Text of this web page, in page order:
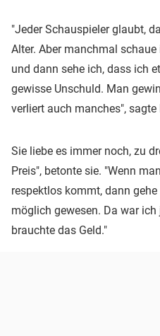
"Jeder Schauspieler glaubt,
Alter. Aber manchmal
und dann sehe ich, dass ich
gewisse Unschuld. Man
verliert auch manches", sagte
Sie liebe es immer noch, zu
Preis", betonte sie. "Wenn
respektlos kommt, dann
möglich gewesen. Da war
brauchte das Geld."